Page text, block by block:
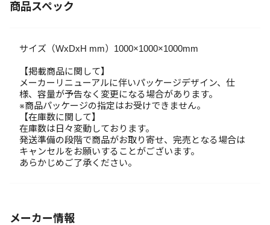
商品スペック
サイズ（WxDxH mm）1000×1000×1000mm
【掲載商品に関して】
メーカーリニューアルに伴いパッケージデザイン、仕
様、容量が予告なく変更になる場合があります。
※商品パッケージの指定はお受けできません。
【在庫数に関して】
在庫数は日々変動しております。
発送準備の段階で商品がお取り寄せ、完売となる場合は
キャンセルをお願いすることがございます。
あらかじめご了承ください。
メーカー情報